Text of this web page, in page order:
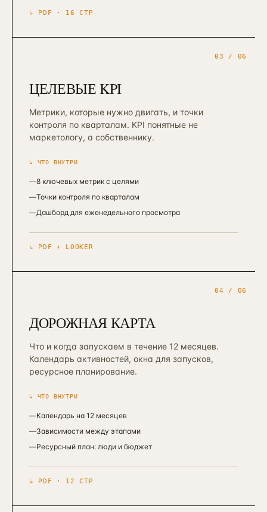
↳ PDF · 16 СТР
03 / 06
ЦЕЛЕВЫЕ KPI
Метрики, которые нужно двигать, и точки
контроля по кварталам. KPI понятные не
маркетологу, а собственнику.
↳ ЧТО ВНУТРИ
—8 ключевых метрик с целями
—Точки контроля по кварталам
—Дашборд для еженедельного просмотра
↳ PDF + LOOKER
04 / 06
ДОРОЖНАЯ КАРТА
Что и когда запускаем в течение 12 месяцев.
Календарь активностей, окна для запусков,
ресурсное планирование.
↳ ЧТО ВНУТРИ
—Календарь на 12 месяцев
—Зависимости между этапами
—Ресурсный план: люди и бюджет
↳ PDF · 12 СТР